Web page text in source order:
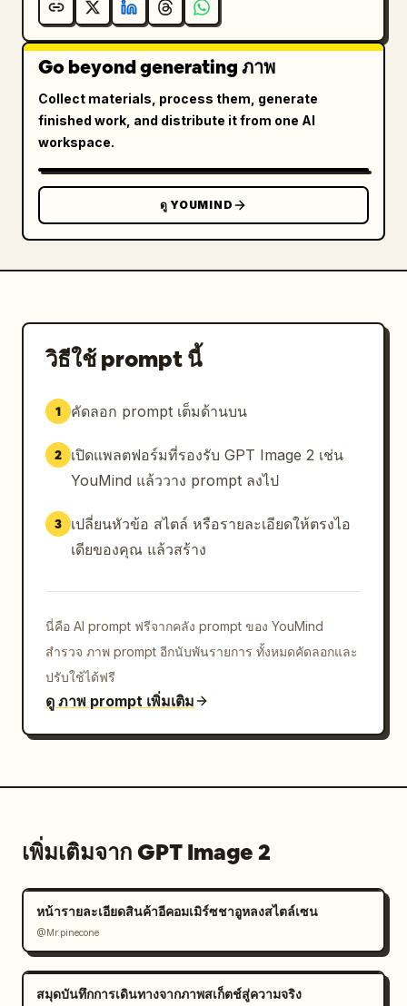
นั่งบนเก้าอี้เลานจ์สีเข้มและกำลังใช้ความคิดโดยมีมือข้าง
สีน้ำเงิน
รายละเอียดตัวละคร: คงขนาดตัวละครให้เล็ก เต็มตัว ใน
มุมมองไอโซเมตริกสามส่วนที่มีสเกลสม่ำเสมอ โต๊ะเป็นโต๊ะ
ไม้เรียบง่ายที่มีขาเหล็กสีเทาบางๆ เก้าอี้เป็นเก้าอี้สำนักงานสี
เข้มตามความเหมาะสม ไวท์บอร์ดมีกรอบและขาตั้งสีเทา
บางๆ ชั้นวางของเป็นสีเทาพร้อมแฟ้มเอกสารที่มองเห็นได้
เน้นท่าทางในการทำงานในออฟฟิศ การสื่อสาร การประชุม
ห้ามมีสภาพแวดล้อมพื้นหลังนอกเหนือจากอุปกรณ์ประกอบ
ฉากและเงาของตัวละครแต่ละตัว จัดองค์ประกอบภาพให้ดู
นำไปใช้เป็นสินทรัพย์ในงานนำเสนอธุรกิจ
Go beyond generating ภาพ
Collect materials, process them, generate
finished work, and distribute it from one AI
workspace.
ดู YOUMIND
วิธีใช้ prompt นี้
1 คัดลอก prompt เต็มด้านบน
2
เปิดแพลตฟอร์มที่รองรับ GPT Image 2 เช่น
YouMind แล้ววาง prompt ลงไป
3
เปลี่ยนหัวข้อ สไตล์ หรือรายละเอียดให้ตรงไอ
เดียของคุณ แล้วสร้าง
นี่คือ AI prompt ฟรีจากคลัง prompt ของ YouMind
สำรวจ ภาพ prompt อีกนับพันรายการ ทั้งหมดคัดลอกและ
ปรับใช้ได้ฟรี
ดู ภาพ prompt เพิ่มเติม
เพิ่มเติมจาก GPT Image 2
หน้ารายละเอียดสินค้าอีคอมเมิร์ซชาอูหลงสไตล์เซน
@Mr.pinecone
สมุดบันทึกการเดินทางจากภาพสเก็ตช์สู่ความจริง